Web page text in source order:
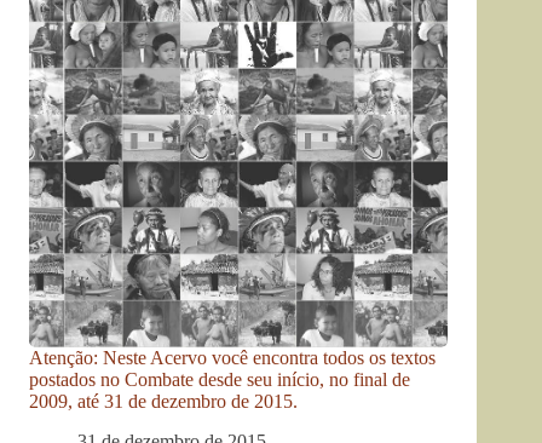
Atenção: Neste Acervo você encontra todos os textos
postados no Combate desde seu início, no final de
2009, até 31 de dezembro de 2015.